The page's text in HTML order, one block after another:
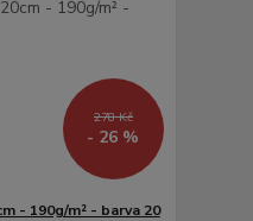
278 Kč
- 26 %
- 190g/m² - barva 20